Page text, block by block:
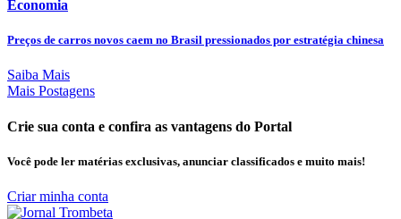
Economia
Preços de carros novos caem no Brasil pressionados por estratégia chinesa
Saiba Mais
Mais Postagens
Crie sua conta e confira as vantagens do Portal
Você pode ler matérias exclusivas, anunciar classificados e muito mais!
Criar minha conta